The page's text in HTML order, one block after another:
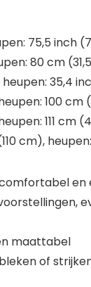
75,5 inch
80 cm
35,4
100 cm
111 cm
cm),
en
maattabel
of